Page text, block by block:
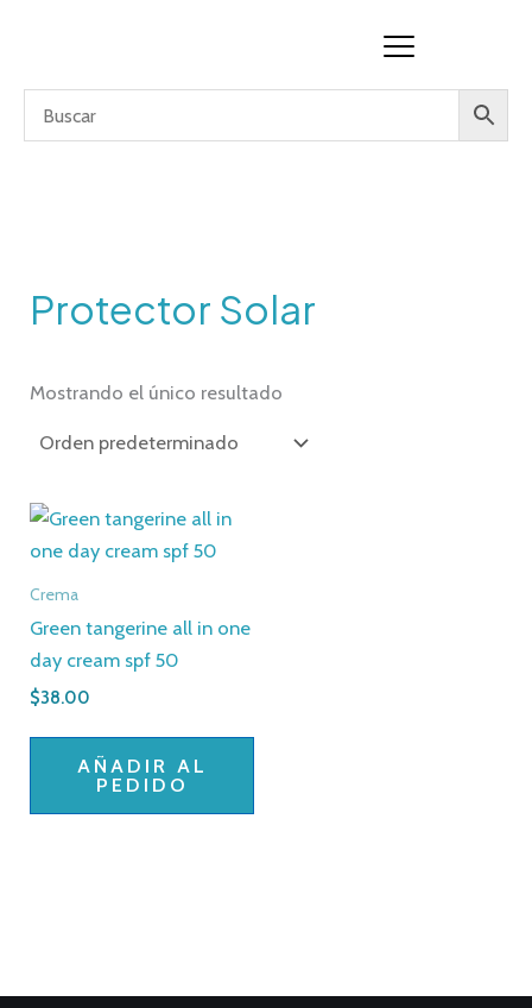
Protector Solar
Mostrando el único resultado
Crema
Green tangerine all in one
day cream spf 50
$38.00
AÑADIR AL
PEDIDO